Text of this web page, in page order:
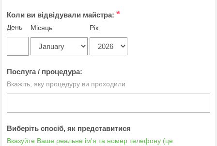
Коли ви відвідували майстра: *
День Місяць Рік
Послуга / процедура:
Вкажіть, яку процедуру ви проходили
Виберіть спосіб, як представитися
Вказуйте Ваше реальне ім'я та номер телефону (це